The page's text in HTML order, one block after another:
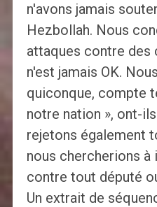
n'avons jamais
Hezbollah. Nous
attaques contre des
n'est jamais OK.
quiconque, compte
notre nation », ont-
rejetons également
nous chercherions
contre tout député
Un extrait de